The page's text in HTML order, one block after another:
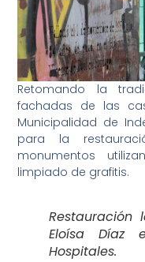
Retomando la
fachadas de las
Municipalidad de
para la
monumentos
limpiado de grafitis.
Eloísa Díaz
Hospitales.